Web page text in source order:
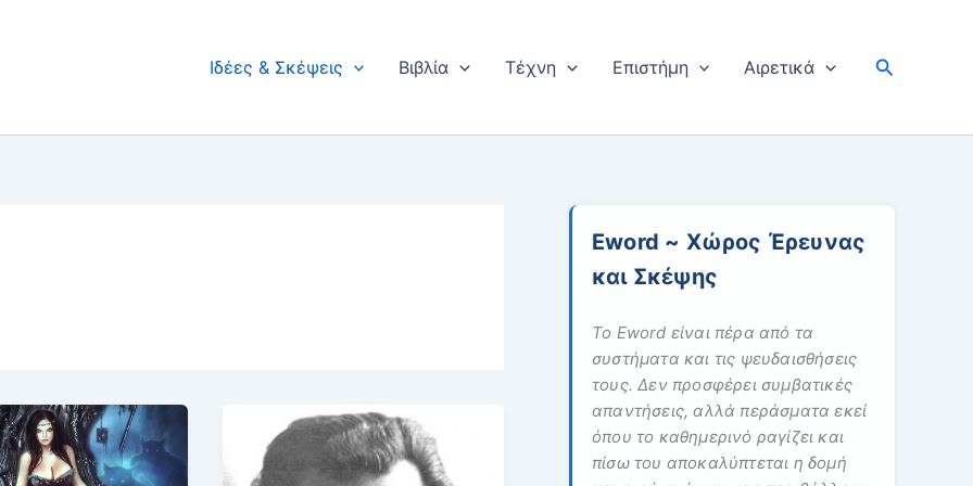
Ιδέες & Σκέψεις Βιβλία Tέχνη Επιστήμη Αιρετικά
Eword ~ Χώρος Έρευνας
και Σκέψης
Το Eword είναι πέρα από τα
συστήματα και τις ψευδαισθήσεις
τους. Δεν προσφέρει συμβατικές
απαντήσεις, αλλά περάσματα εκεί
όπου το καθημερινό ραγίζει και
πίσω του αποκαλύπτεται η δομή